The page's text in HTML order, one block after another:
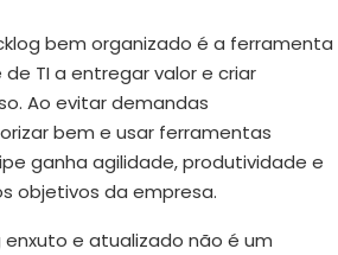
bem organizado é a ferramenta
TI a entregar valor e criar
Ao evitar demandas
bem e usar ferramentas
ganha agilidade, produtividade e
objetivos da empresa.
e atualizado não é um